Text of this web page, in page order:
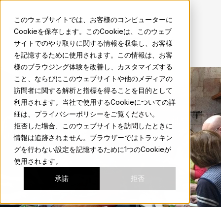
このウェブサイトでは、お客様のコンピューターに
Cookieを保存します。このCookieは、このウェブ
サイトでのやり取りに関する情報を収集し、お客様
を記憶するために使用されます。この情報は、お客
様のブラウジング体験を改善し、カスタマイズする
こと、ならびにこのウェブサイトや他のメディアの
訪問者に関する解析と指標を得ることを目的として
利用されます。当社で使用するCookieについての詳
細は、プライバシーポリシーをご覧ください。
拒否した場合、このウェブサイトを訪問したときに
情報は追跡されません。ブラウザーではトラッキン
グを行わない設定を記憶するために1つのCookieが
使用されます。
承諾 拒否
sma.mx
地元の人のようにサンミゲルの魅力を体験しよう。